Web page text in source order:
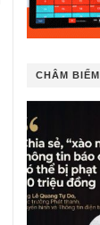
CHÂM BIẾM